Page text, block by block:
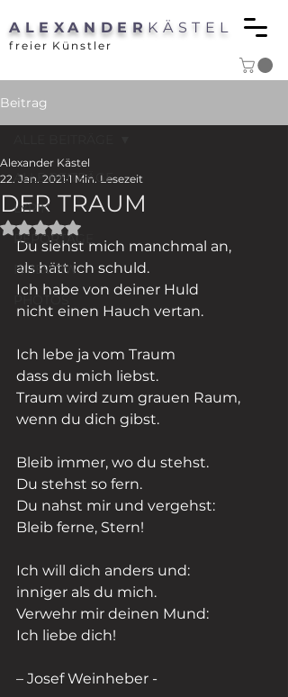
ALEXANDER KÄSTEL
freier Künstler
Beitrag
ALLE BEITRÄGE
LYRIK
REPORTAGE
P/REVIEW
PHOTOS
DER TRAUM
Alexander Kästel
22. Jan. 2021 1 Min. Lesezeit
Mit NaN von 5 Sternen bewertet.
Du siehst mich manchmal an,
als hätt ich schuld.
Ich habe von deiner Huld
nicht einen Hauch vertan.
Ich lebe ja vom Traum
dass du mich liebst.
Traum wird zum grauen Raum,
wenn du dich gibst.
Bleib immer, wo du stehst.
Du stehst so fern.
Du nahst mir und vergehst:
Bleib ferne, Stern!
Ich will dich anders und:
inniger als du mich.
Verwehr mir deinen Mund:
Ich liebe dich!
– Josef Weinheber -